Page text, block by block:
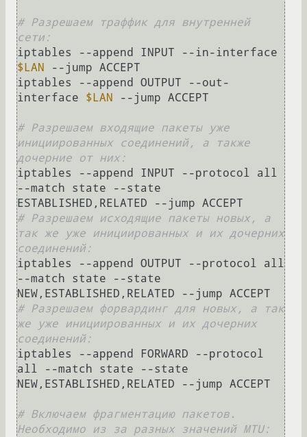
# Разрешаем траффик для внутренней
сети:
$LAN
--jump ACCEPT
iptables --append OUTPUT --out-
interface $LAN --jump ACCEPT
# Разрешаем входящие пакеты уже
инициированных соединений, а также
дочерние от них:
iptables --append INPUT --protocol all
--match state --state
# Разрешаем исходящие пакеты новых, а
так же уже инициированных и их дочерних
соединений:
iptables --append OUTPUT --protocol all
--match state --state
# Разрешаем форвардинг для новых, а так
же уже инициированных и их дочерних
соединений:
iptables --append FORWARD --protocol
all --match state --state
NEW,ESTABLISHED,RELATED --jump ACCEPT
# Включаем фрагментацию пакетов.
Необходимо из за разных значений MTU: